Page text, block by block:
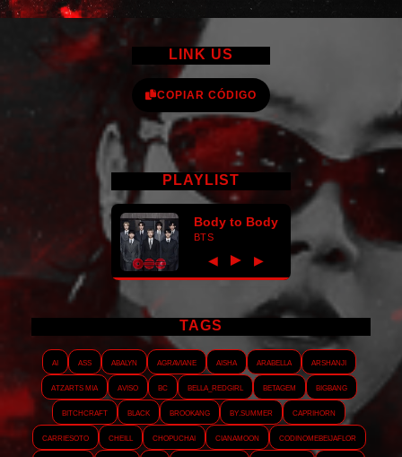
LINK US
COPIAR CÓDIGO
PLAYLIST
Body to Body
BTS
◀ ► ▶
TAGS
AI ASS Abalyn Agraviane Aisha Arabella
Arshanji
Atzarts Mia
Aviso BC Bella_RedGirl Betagem
Bigbang
Bitchcraft
Black Brookang By.summer
Caprihorn
Carriesoto
Cheill Chopuchai Cianamoon
Codinomebeijaflor